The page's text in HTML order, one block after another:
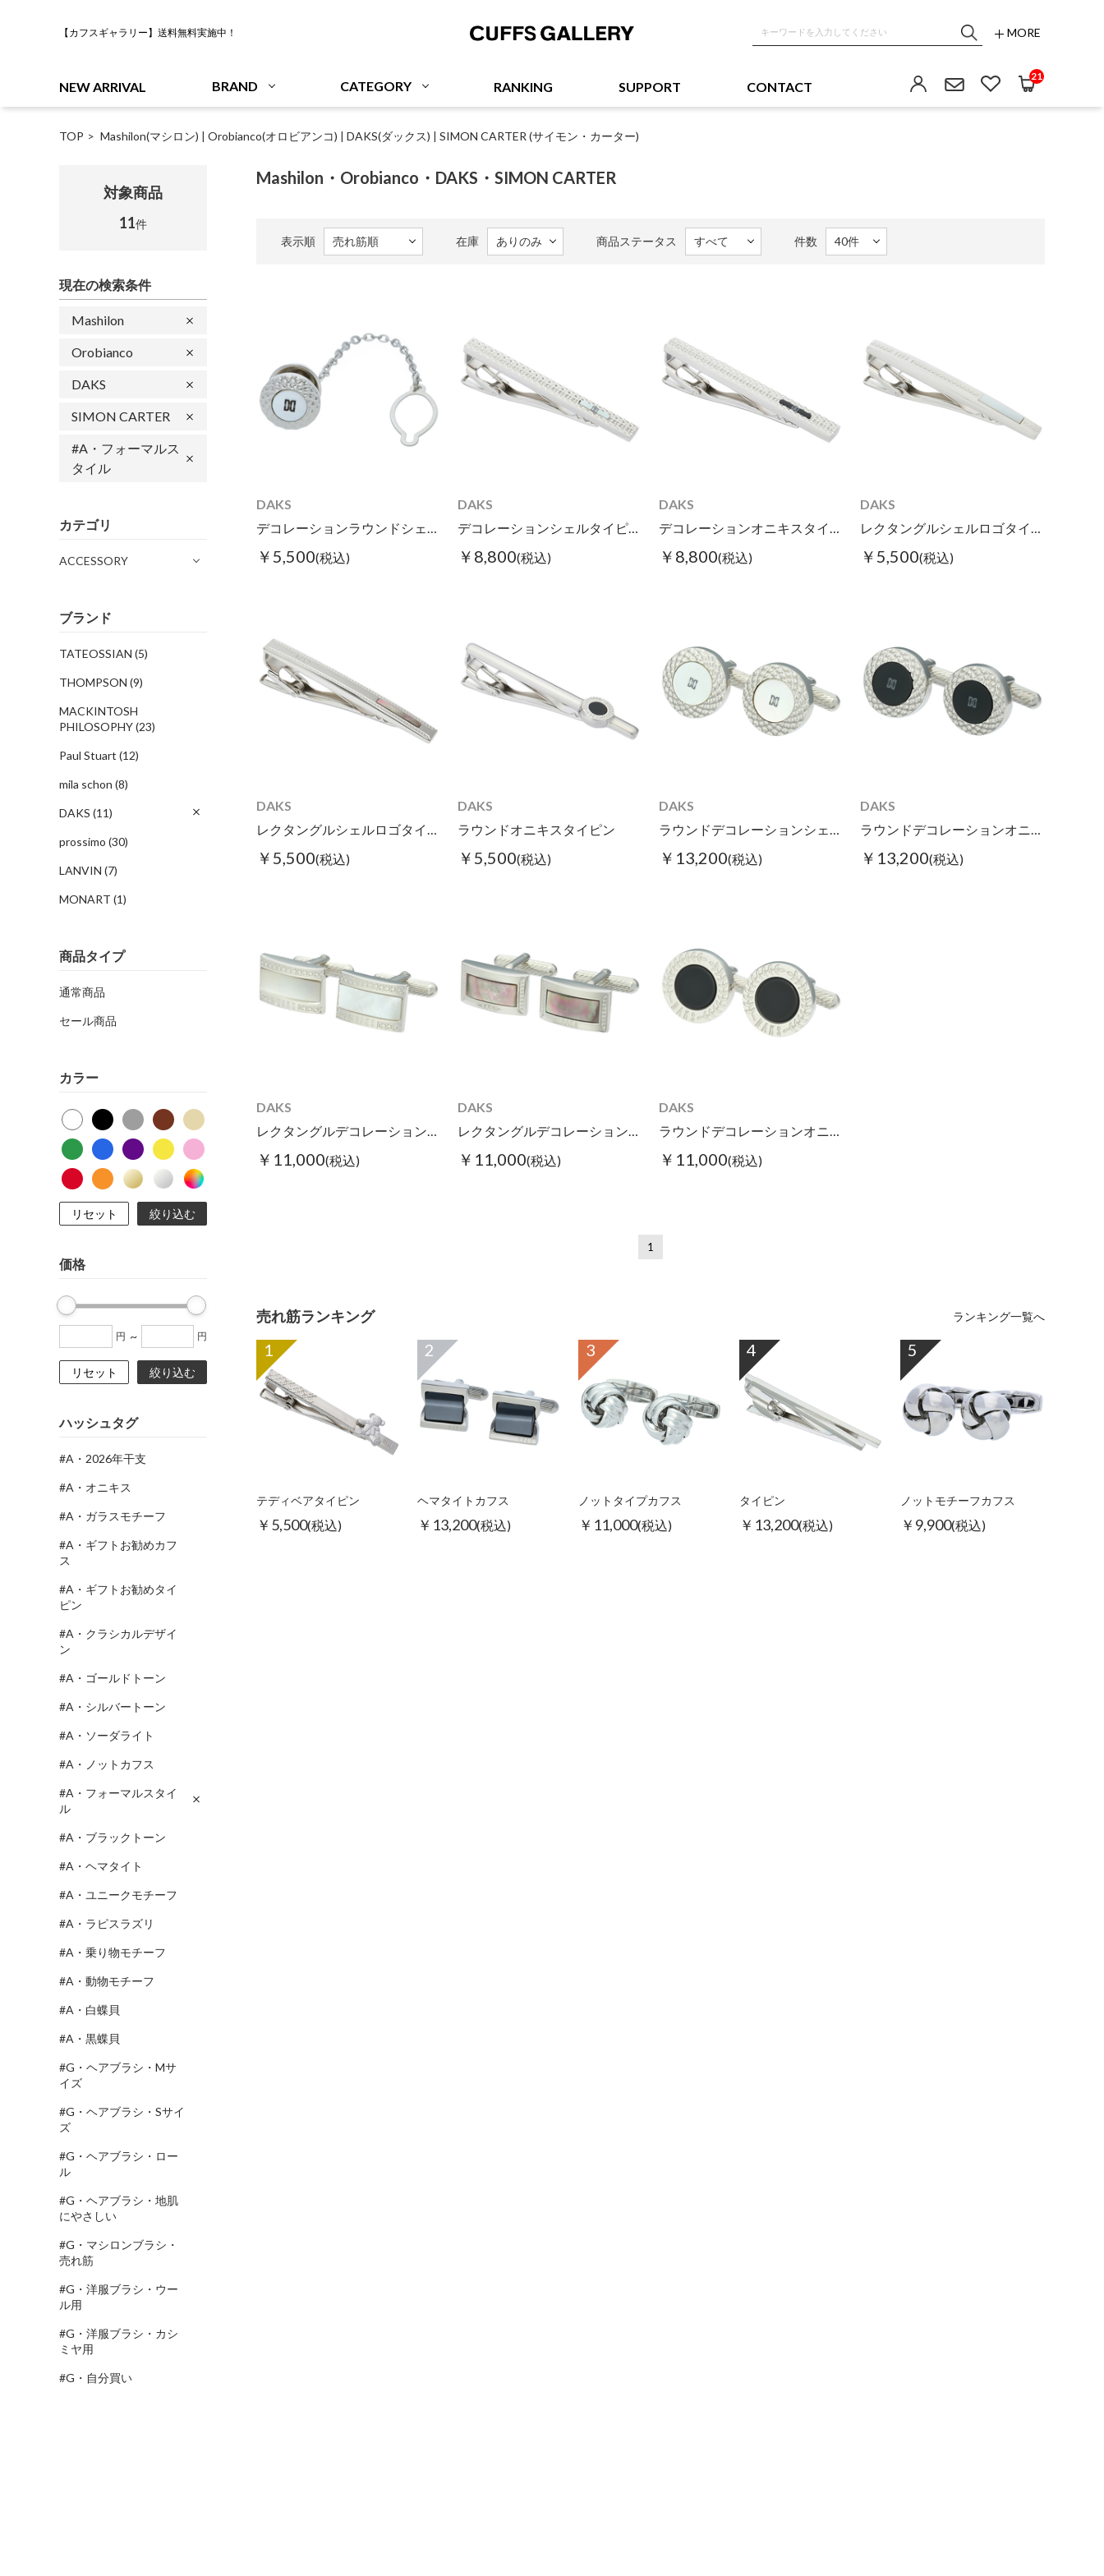
【カフスギャラリー】送料無料実施中！ MORE
NEW ARRIVAL BRAND CATEGORY RANKING SUPPORT CONTACT
21
TOP Mashilon(マシロン) | Orobianco(オロビアンコ) | DAKS(ダックス) | SIMON CARTER (サイモン・カーター)
対象商品
11件
現在の検索条件
Mashilon
Orobianco
DAKS
SIMON CARTER
#A・フォーマルス
タイル
カテゴリ
ACCESSORY
ブランド
TATEOSSIAN (5)
THOMPSON (9)
MACKINTOSH
PHILOSOPHY(23)
Paul Stuart (12)
mila schon (8)
DAKS (11)
prossimo (30)
LANVIN (7)
MONART (1)
商品タイプ
通常商品
セール商品
カラー
リセット 絞り込む
価格
円 ~ 円
リセット 絞り込む
ハッシュタグ
#A・2026年干支
#A・オニキス
#A・ガラスモチーフ
#A・ギフトお勧めカフ
ス
#A・ギフトお勧めタイ
ピン
#A・クラシカルデザイ
ン
#A・ゴールドトーン
#A・シルバートーン
#A・ソーダライト
#A・ノットカフス
#A・フォーマルスタイ
ル
#A・ブラックトーン
#A・ヘマタイト
#A・ユニークモチーフ
#A・ラピスラズリ
#A・乗り物モチーフ
#A・動物モチーフ
#A・白蝶貝
#A・黒蝶貝
#G・ヘアブラシ・Mサ
イズ
#G・ヘアブラシ・Sサイ
ズ
#G・ヘアブラシ・ロー
ル
#G・ヘアブラシ・地肌
にやさしい
#G・マシロンブラシ・
売れ筋
#G・洋服ブラシ・ウー
ル用
#G・洋服ブラシ・カシ
ミヤ用
#G・自分買い
Mashilon・Orobianco・DAKS・SIMON CARTER
表示順 在庫 商品ステータス 件数
DAKS
デコレーションラウンドシェルタイタック ホワイト
￥5,500(税込)
DAKS
デコレーションシェルタイピン ホワイト
￥8,800(税込)
DAKS
デコレーションオニキスタイピン
￥8,800(税込)
DAKS
レクタングルシェルロゴタイピン ホワイト
￥5,500(税込)
DAKS
レクタングルシェルロゴタイピン ブラック
￥5,500(税込)
DAKS
ラウンドオニキスタイピン
￥5,500(税込)
DAKS
ラウンドデコレーションシェルカフス Ⅱ ホワイト
￥13,200(税込)
DAKS
ラウンドデコレーションオニキスカフス Ⅱ
￥13,200(税込)
DAKS
レクタングルデコレーションシェルカフス ホワイト
￥11,000(税込)
DAKS
レクタングルデコレーションシェルカフス ブラック
￥11,000(税込)
DAKS
ラウンドデコレーションオニキスカフス
￥11,000(税込)
1
売れ筋ランキング ランキング一覧へ
1
テディベアタイピン
￥5,500(税込)
2
ヘマタイトカフス
￥13,200(税込)
3
ノットタイプカフス
￥11,000(税込)
4
タイピン
￥13,200(税込)
5
ノットモチーフカフス
￥9,900(税込)